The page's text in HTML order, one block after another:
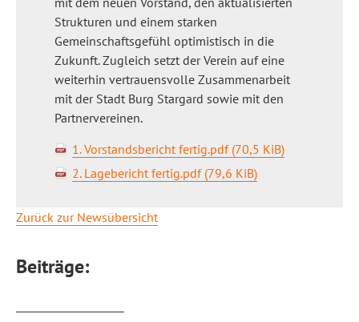
Strukturen und einem starken
Gemeinschaftsgefühl optimistisch in die
Zukunft. Zugleich setzt der Verein auf eine
weiterhin vertrauensvolle Zusammenarbeit
mit der Stadt Burg Stargard sowie mit den
Partnervereinen.
1. Vorstandsbericht fertig.pdf (70,5 KiB)
2. Lagebericht fertig.pdf (79,6 KiB)
Zurück zur Newsübersicht
Beiträge: